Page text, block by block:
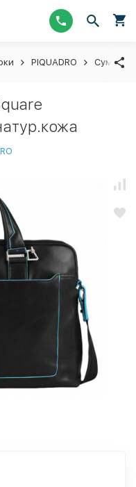
PIQUADRO Сумки